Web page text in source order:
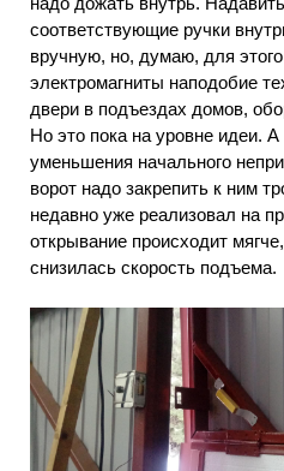
соответствующие ручки
вручную, но, думаю, для
электромагниты наподобие
двери в подъездах домов,
Но это пока на уровне идеи.
уменьшения начального
ворот надо закрепить к ним
недавно уже реализовал на
открывание происходит
снизилась скорость подъема.